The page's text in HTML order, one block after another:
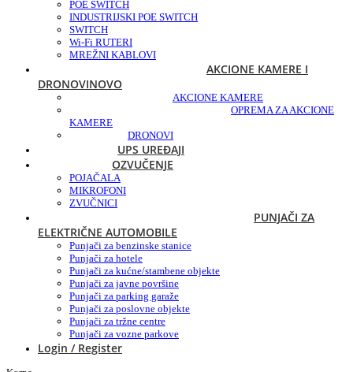
POE SWITCH
INDUSTRIJSKI POE SWITCH
SWITCH
Wi-Fi RUTERI
MREŽNI KABLOVI
AKCIONE KAMERE I
DRONOVINOVO
AKCIONE KAMERE
OPREMA ZA AKCIONE
KAMERE
DRONOVI
UPS UREĐAJI
OZVUČENJE
POJAČALA
MIKROFONI
ZVUČNICI
PUNJAČI ZA
ELEKTRIČNE AUTOMOBILE
Punjači za benzinske stanice
Punjači za hotele
Punjači za kućne/stambene objekte
Punjači za javne površine
Punjači za parking garaže
Punjači za poslovne objekte
Punjači za tržne centre
Punjači za vozne parkove
Login / Register